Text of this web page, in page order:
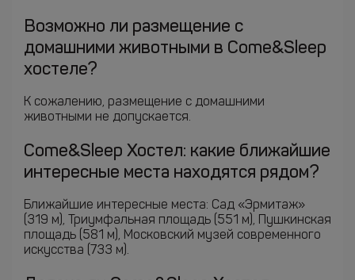
Возможно ли размещение с
домашними животными в Come&Sleep
хостеле?
К сожалению, размещение с домашними
животными не допускается.
Come&Sleep Хостел: какие ближайшие
интересные места находятся рядом?
Ближайшие интересные места: Сад «Эрмитаж»
(319 м), Триумфальная площадь (551 м), Пушкинская
площадь (581 м), Московский музей современного
искусства (733 м).